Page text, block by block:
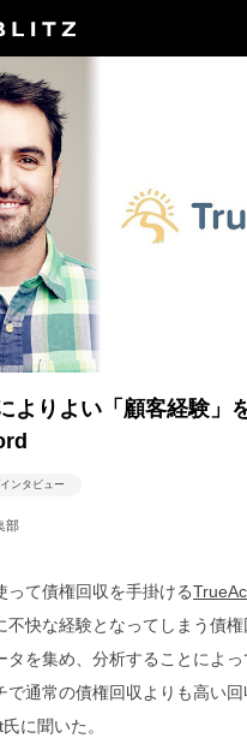
よりよい「顧客経験」
ンタビュー
部
って債権回収を手掛ける
不快な経験となってしまう債
タを集め、分析することによ
で通常の債権回収よりも高い
に聞いた。